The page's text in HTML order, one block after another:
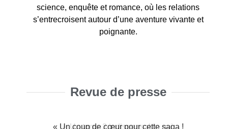
science, enquête et romance, où les relations
s’entrecroisent autour d’une aventure vivante et
poignante.
Revue de presse
» Les personnages, leurs regards et
« Un tome 3 indispensable qui
« Un coup de cœur pour cette saga !
« Les personnages, leurs regards et
« Ce tome 3, plus introspectif que les
« Le contexte historique est toujours
» Les personnages, leurs regards et
« Un tome 3 indispensable qui